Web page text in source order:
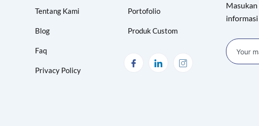
Tentang Kami
Blog
Faq
Privacy Policy
Portofolio
Produk Custom